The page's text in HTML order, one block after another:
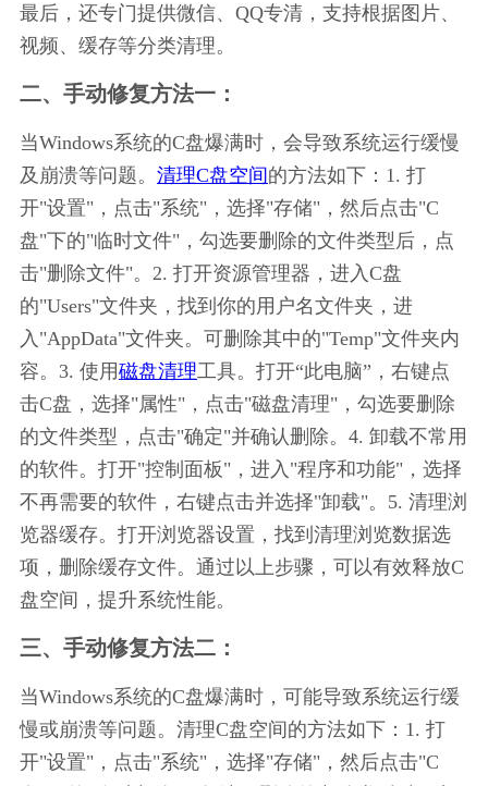
最后，还专门提供微信、QQ专清，支持根据图片、
视频、缓存等分类清理。
二、手动修复方法一：
当Windows系统的C盘爆满时，会导致系统运行缓慢
及崩溃等问题。 清理C盘空间的方法如下：1. 打
开"设置"，点击"系统"，选择"存储"，然后点击"C
盘"下的"临时文件"，勾选要删除的文件类型后，点
击"删除文件"。2. 打开资源管理器，进入C盘
的"Users"文件夹，找到你的用户名文件夹，进
入"AppData"文件夹。可删除其中的"Temp"文件夹内
容。3. 使用磁盘清理工具。打开“此电脑”，右键点
击C盘，选择"属性"，点击"磁盘清理"，勾选要删除
的文件类型，点击"确定"并确认删除。4. 卸载不常用
的软件。打开"控制面板"，进入"程序和功能"，选择
不再需要的软件，右键点击并选择"卸载"。5. 清理浏
览器缓存。打开浏览器设置，找到清理浏览数据选
项，删除缓存文件。通过以上步骤，可以有效释放C
盘空间，提升系统性能。
三、手动修复方法二：
当Windows系统的C盘爆满时，可能导致系统运行缓
慢或崩溃等问题。清理C盘空间的方法如下：1. 打
开"设置"，点击"系统"，选择"存储"，然后点击"C